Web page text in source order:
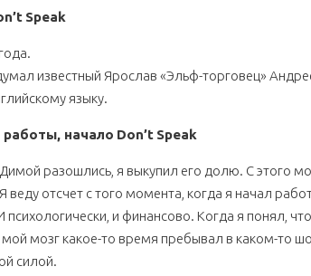
t Speak
известный Ярослав «Эльф-торговец»
языку.
начало Don’t Speak
разошлись, я выкупил его долю. С этого
веду отсчет с того момента, когда я начал
и финансово. Когда я понял,
мозг какое-то время пребывал в каком-то
силой.